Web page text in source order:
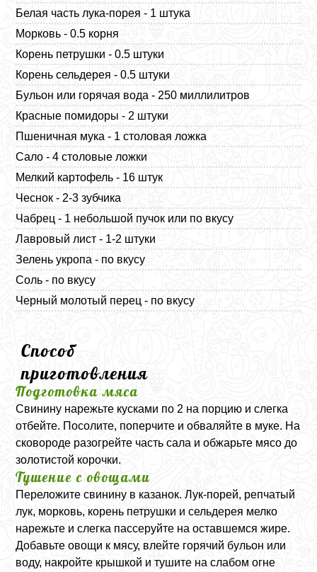
Белая часть лука-порея - 1 штука
Морковь - 0.5 корня
Корень петрушки - 0.5 штуки
Корень сельдерея - 0.5 штуки
Бульон или горячая вода - 250 миллилитров
Красные помидоры - 2 штуки
Пшеничная мука - 1 столовая ложка
Сало - 4 столовые ложки
Мелкий картофель - 16 штук
Чеснок - 2-3 зубчика
Чабрец - 1 небольшой пучок или по вкусу
Лавровый лист - 1-2 штуки
Зелень укропа - по вкусу
Соль - по вкусу
Черный молотый перец - по вкусу
Способ
приготовления
Подготовка мяса
Свинину нарежьте кусками по 2 на порцию и слегка
отбейте. Посолите, поперчите и обваляйте в муке. На
сковороде разогрейте часть сала и обжарьте мясо до
золотистой корочки.
Тушение с овощами
Переложите свинину в казанок. Лук-порей, репчатый
лук, морковь, корень петрушки и сельдерея мелко
нарежьте и слегка пассеруйте на оставшемся жире.
Добавьте овощи к мясу, влейте горячий бульон или
воду, накройте крышкой и тушите на слабом огне